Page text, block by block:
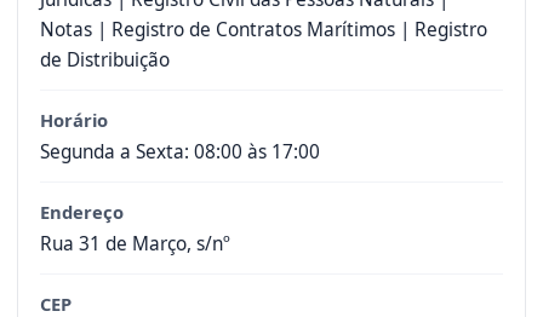
Notas | Registro de Contratos Marítimos | Registro
de Distribuição
Horário
Segunda a Sexta: 08:00 às 17:00
Endereço
Rua 31 de Março, s/nº
CEP